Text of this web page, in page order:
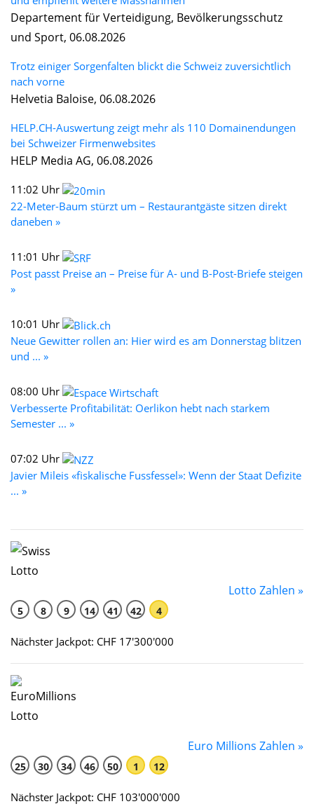
Departement für Verteidigung, Bevölkerungsschutz
und Sport, 06.08.2026
Trotz einiger Sorgenfalten blickt die Schweiz zuversichtlich
nach vorne
Helvetia Baloise, 06.08.2026
HELP.CH-Auswertung zeigt mehr als 110 Domainendungen
bei Schweizer Firmenwebsites
HELP Media AG, 06.08.2026
11:02 Uhr
22-Meter-Baum stürzt um – Restaurantgäste sitzen direkt
daneben »
11:01 Uhr
Post passt Preise an – Preise für A- und B-Post-Briefe steigen
»
10:01 Uhr
Neue Gewitter rollen an: Hier wird es am Donnerstag blitzen
und ... »
08:00 Uhr
Verbesserte Profitabilität: Oerlikon hebt nach starkem
Semester ... »
07:02 Uhr
Javier Mileis «fiskalische Fussfessel»: Wenn der Staat Defizite
... »
Lotto Zahlen »
5 8 9 14 41 42 4
Nächster Jackpot: CHF 17'300'000
Euro Millions Zahlen »
25 30 34 46 50 1 12
Nächster Jackpot: CHF 103'000'000